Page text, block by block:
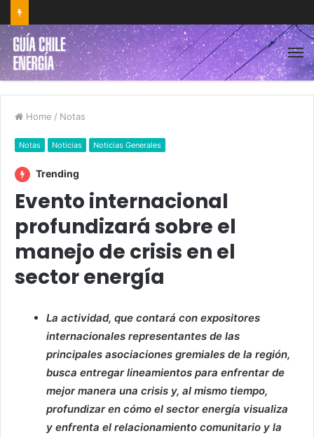
Home / Notas
Notas Noticias Noticias Generales
Trending
Evento internacional
profundizará sobre el
manejo de crisis en el
sector energía
La actividad, que contará con expositores
internacionales representantes de las
principales asociaciones gremiales de la región,
busca entregar lineamientos para enfrentar de
mejor manera una crisis y, al mismo tiempo,
profundizar en cómo el sector energía visualiza
y enfrenta el relacionamiento comunitario y la